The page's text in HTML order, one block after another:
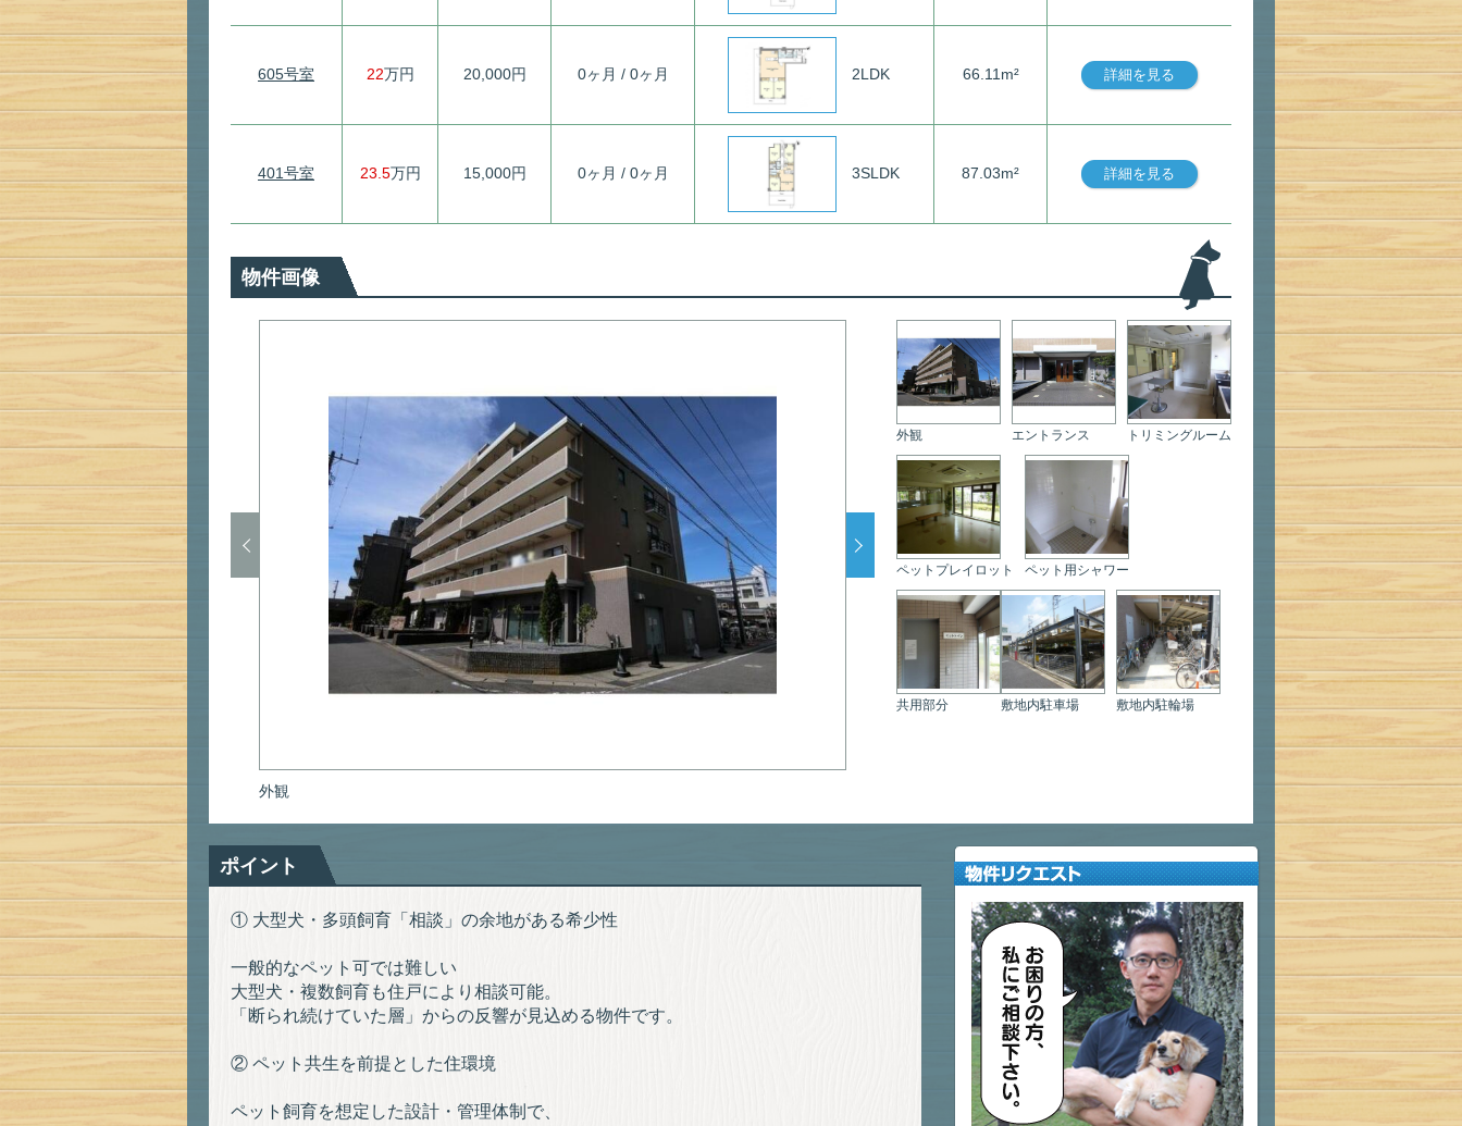
605号室 22万円 20,000円 0ヶ月 / 0ヶ月 2LDK 66.11m² 詳細を見る
401号室 23.5万円 15,000円 0ヶ月 / 0ヶ月 3SLDK 87.03m² 詳細を見る
物件画像
外観
外観 エントランス トリミングルーム
ペットプレイロット ペット用シャワー
共用部分 敷地内駐車場 敷地内駐輪場
ポイント
① 大型犬・多頭飼育「相談」の余地がある希少性
一般的なペット可では難しい
大型犬・複数飼育も住戸により相談可能。
「断られ続けていた層」からの反響が見込める物件です。
② ペット共生を前提とした住環境
ペット飼育を想定した設計・管理体制で、